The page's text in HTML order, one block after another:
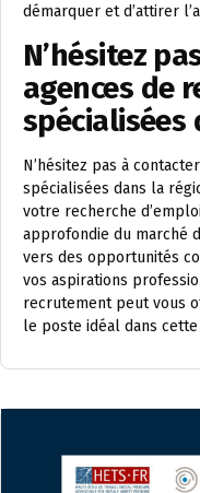
démarquer et d’attirer
N’hésitez
agences de
spécialisées
N’hésitez pas à
spécialisées dans la
votre recherche
approfondie du marché
vers des opportunités
vos aspirations
recrutement peut vous
le poste idéal dans